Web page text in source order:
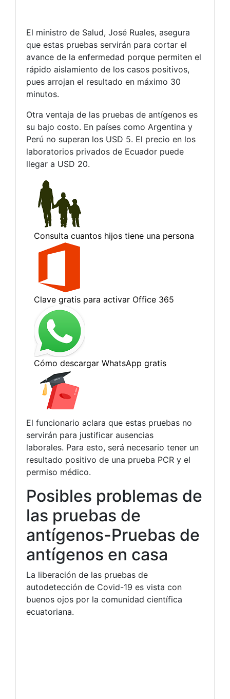
El ministro de Salud, José Ruales, asegura
que estas pruebas servirán para cortar el
avance de la enfermedad porque permiten el
rápido aislamiento de los casos positivos,
pues arrojan el resultado en máximo 30
minutos.
Otra ventaja de las pruebas de antígenos es
su bajo costo. En países como Argentina y
Perú no superan los USD 5. El precio en los
laboratorios privados de Ecuador puede
llegar a USD 20.
El funcionario aclara que estas pruebas no
servirán para justificar ausencias
laborales. Para esto, será necesario tener un
resultado positivo de una prueba PCR y el
permiso médico.
Posibles problemas de
las pruebas de
antígenos-Pruebas de
antígenos en casa
La liberación de las pruebas de
autodetección de Covid-19 es vista con
buenos ojos por la comunidad científica
ecuatoriana.